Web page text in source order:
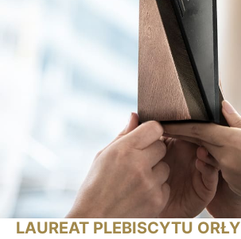
LAUREAT PLEBISCYTU ORŁY